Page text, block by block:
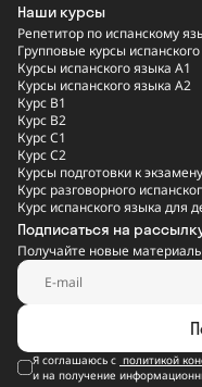
Наши курсы
Репетитор по испанскому
Групповые курсы
Курсы испанского языка A1
Курсы испанского языка A2
Курс B1
Курс B2
Курс C1
Курс C2
Курсы подготовки к
Курс разговорного
Курс испанского языка для
Подписаться на
Получайте новые
Я соглашаюсь с политикой
и на получение